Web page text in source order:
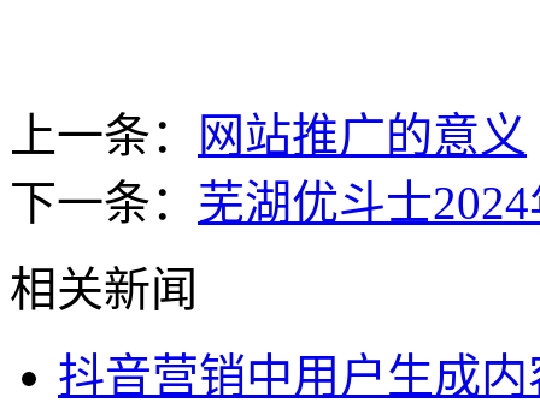
上一条：
网站推广的意义
下一条： 芜湖优斗士
相关新闻
抖音营销中用户生成